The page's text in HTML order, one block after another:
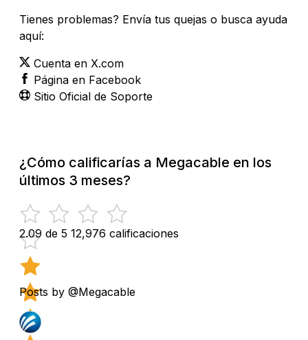
Tienes problemas? Envía tus quejas o busca ayuda
aquí:
Cuenta en X.com
Página en Facebook
Sitio Oficial de Soporte
¿Cómo calificarías a Megacable en los
últimos 3 meses?
2.09 de 5 12,976 calificaciones
Posts by @Megacable